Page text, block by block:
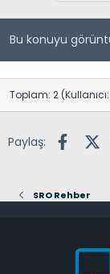
Bu konuyu
Toplam: 2
Paylaş:
SRO Rehber